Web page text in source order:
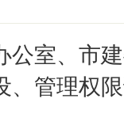
室、市
、管理权